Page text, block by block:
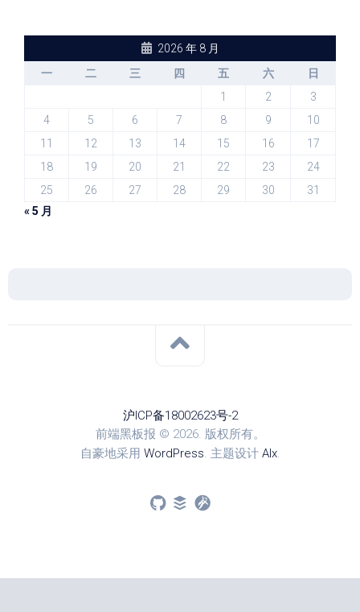
2026 年 8 月
一
二 三 四 五 六
日
1
2
3
4
5 6 7 8 9
10
11
12 13 14 15 16
17
18
19 20 21 22 23
24
25
26 27 28 29 30
31
« 5 月
沪ICP备18002623号-2
前端黑板报 © 2026. 版权所有。
自豪地采用 WordPress. 主题设计 Alx.